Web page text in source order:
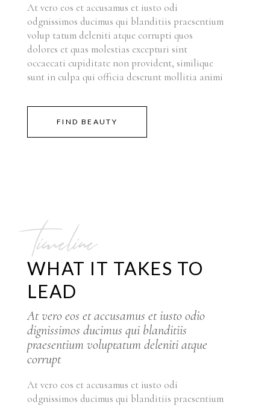
At vero eos et accusamus et iusto odi
odgnissimos ducimus qui blanditiis praesentium
volup tatum deleniti atque corrupti quos
dolores et quas molestias excepturi sint
occaecati cupiditate non provident, similique
sunt in culpa qui officia deserunt mollitia animi
FIND BEAUTY
timeline
WHAT IT TAKES TO
LEAD
At vero eos et accusamus et iusto odio
dignissimos ducimus qui blanditiis
praesentium voluptatum deleniti atque
corrupt
At vero eos et accusamus et iusto odi
odgnissimos ducimus qui blanditiis praesentium